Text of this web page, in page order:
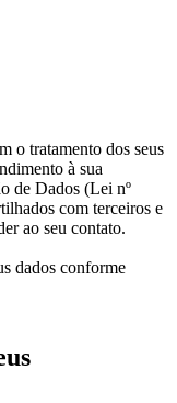
o tratamento dos seus
à sua
de Dados (Lei nº
com terceiros e
ao seu contato.
dados conforme